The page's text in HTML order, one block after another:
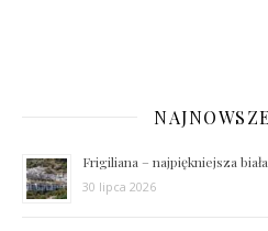
Frigiliana – najpiękniejsza
30 lipca 2026